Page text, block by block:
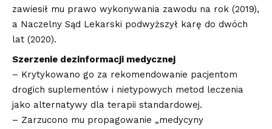
zawiesił mu prawo wykonywania zawodu na rok (2019),
a Naczelny Sąd Lekarski podwyższył karę do dwóch
lat (2020).
Szerzenie dezinformacji medycznej
– Krytykowano go za rekomendowanie pacjentom
drogich suplementów i nietypowych metod leczenia
jako alternatywy dla terapii standardowej.
– Zarzucono mu propagowanie „medycyny